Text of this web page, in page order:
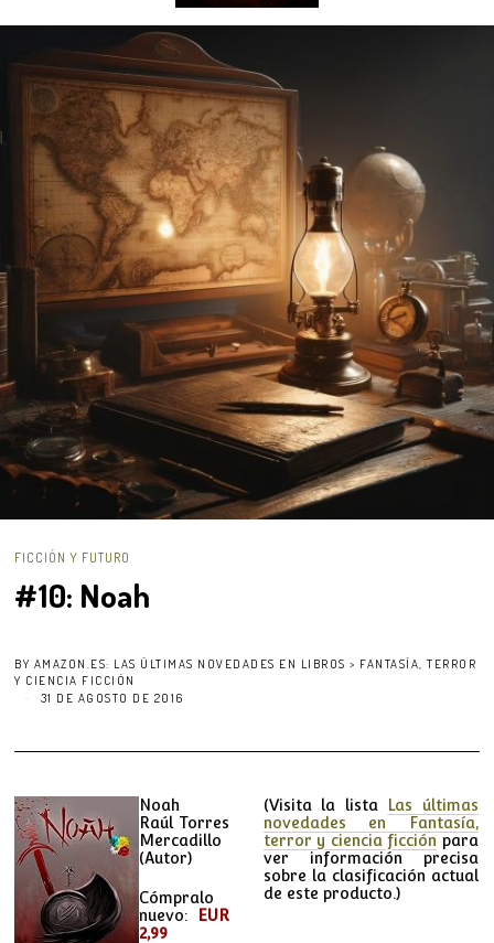
FICCIÓN Y FUTURO
#10: Noah
BY AMAZON.ES: LAS ÚLTIMAS NOVEDADES EN LIBROS > FANTASÍA, TERROR
Y CIENCIA FICCIÓN
31 DE AGOSTO DE 2016
Noah
Raúl Torres
Mercadillo
(Autor)
Cómpralo
nuevo:
EUR
2,99
(Visita la lista
Las últimas
novedades en Fantasía,
terror y ciencia ficción para
ver información precisa
sobre la clasificación actual
de este producto.)